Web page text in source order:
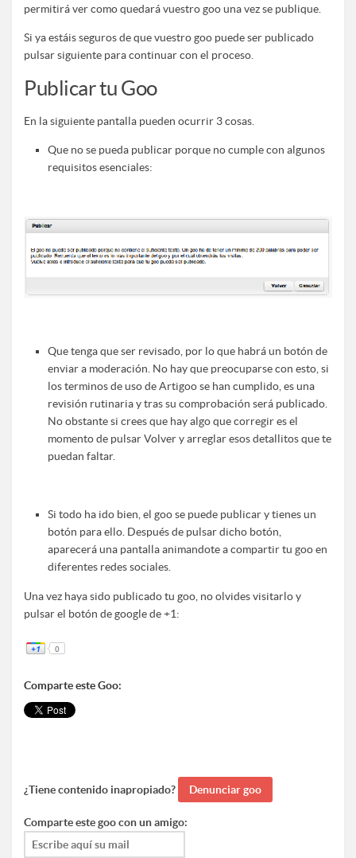
permitirá ver como quedará vuestro goo una vez se publique.
Si ya estáis seguros de que vuestro goo puede ser publicado
pulsar siguiente para continuar con el proceso.
Publicar tu Goo
En la siguiente pantalla pueden ocurrir 3 cosas.
Que no se pueda publicar porque no cumple con algunos
requisitos esenciales:
Que tenga que ser revisado, por lo que habrá un botón de
enviar a moderación. No hay que preocuparse con esto, si
los terminos de uso de Artigoo se han cumplido, es una
revisión rutinaria y tras su comprobación será publicado.
No obstante si crees que hay algo que corregir es el
momento de pulsar Volver y arreglar esos detallitos que te
puedan faltar.
Si todo ha ido bien, el goo se puede publicar y tienes un
botón para ello. Después de pulsar dicho botón,
aparecerá una pantalla animandote a compartir tu goo en
diferentes redes sociales.
Una vez haya sido publicado tu goo, no olvides visitarlo y
pulsar el botón de google de +1:
Comparte este Goo:
¿Tiene contenido inapropiado?
Comparte este goo con un amigo: